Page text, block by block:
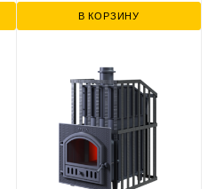
В КОРЗИНУ